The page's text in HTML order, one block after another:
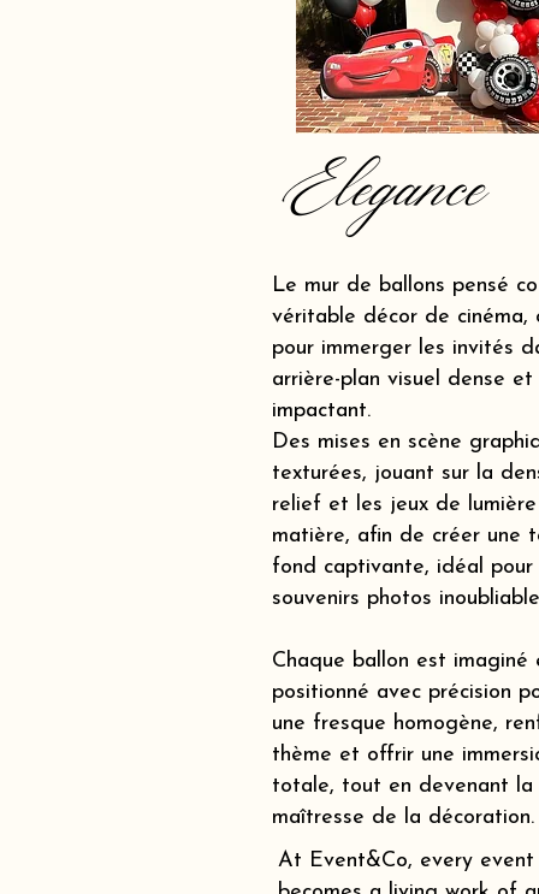
Elegance
Le mur de ballons pensé
véritable décor de cinéma,
pour immerger les invités
arrière-plan visuel dense et
impactant.
Des mises en scène
texturées, jouant sur la
relief et les jeux de
matière, afin de créer une
fond captivante, idéal pour
souvenirs photos
Chaque ballon est imaginé
positionné avec précision
une fresque homogène,
thème et offrir une
totale, tout en devenant la
maîtresse de la décoration.
At Event&Co, every event